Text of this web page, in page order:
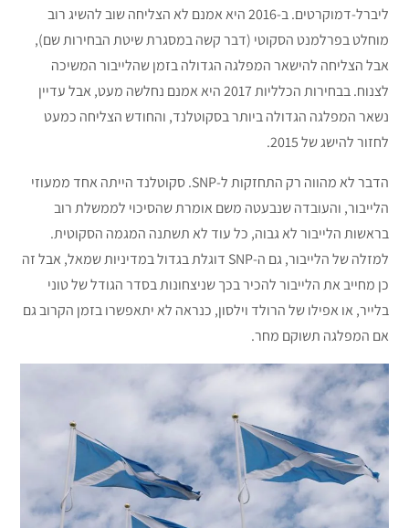
ליברל-דמוקרטים. ב-2016 היא אמנם לא הצליחה שוב להשיג רוב
מוחלט בפרלמנט הסקוטי (דבר קשה במסגרת שיטת הבחירות שם),
אבל הצליחה להישאר המפלגה הגדולה בזמן שהלייבור המשיכה
לצנוח. בבחירות הכלליות 2017 היא אמנם נחלשה מעט, אבל עדיין
נשאר המפלגה הגדולה ביותר בסקוטלנד, והחודש הצליחה כמעט
לחזור להישג של 2015.
הדבר לא מהווה רק התחזקות ל-SNP. סקוטלנד הייתה אחד ממעוזי
הלייבור, והעובדה שנבעטה משם אומרת שהסיכוי לממשלת רוב
בראשות הלייבור לא גבוה, כל עוד לא תשתנה המגמה הסקוטית.
למזלה של הלייבור, גם ה-SNP דוגלת בגדול במדיניות שמאל, אבל זה
כן מחייב את הלייבור להכיר בכך שניצחונות בסדר הגודל של טוני
בלייר, או אפילו של הרולד וילסון, כנראה לא יתאפשרו בזמן הקרוב גם
אם המפלגה תשוקם מחר.